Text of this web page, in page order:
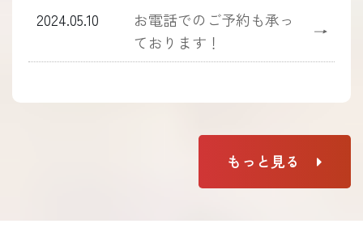
2024.05.10
お電話でのご予約も承っ
ております！
→
もっと見る